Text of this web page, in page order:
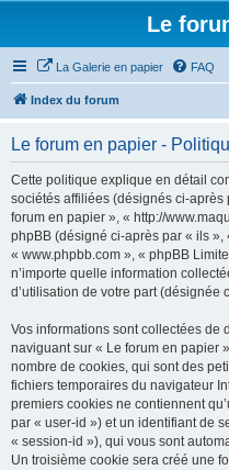
Le
La Galerie en papier FAQ
Index du forum
Le forum en papier -
Cette politique explique en détail
sociétés affiliées (désignés ci-après
forum en papier », « http://
phpBB (désigné ci-après par « ils
« www.phpbb.com », « phpBB
n’importe quelle information
d’utilisation de votre part (désignée
Vos informations sont collectées de
naviguant sur « Le forum en papier
nombre de cookies, qui sont des
fichiers temporaires du navigateur
premiers cookies ne contiennent
par « user-id ») et un identifiant de
« session-id »), qui vous sont
Un troisième cookie sera créé une